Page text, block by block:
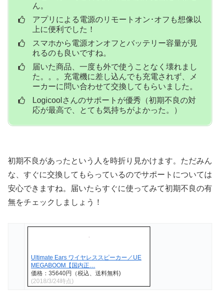
ん。
アプリによる電源のリモートオン･オフも想像以
上に便利でした！
スマホから電源オンオフとバッテリー容量が見
れるのも良いですね。
届いた商品、一度も外で使うことなく壊れまし
た。。。充電機に差し込んでも充電されず、メ
ーカーに問い合わせて交換してもらいました。
Logicoolさんのサポートが優秀（初期不良の対
応が最高で、とても気持ちがよかった。）
初期不良があったという人を時折り見かけます。ただみん
な、すぐに交換してもらっているのでサポートについては
安心できますね。届いたらすぐに使ってみて初期不良の有
無をチェックしましょう！
Ultimate Ears ワイヤレススピーカー／UE
MEGABOOM【国内正…
価格：35640円（税込、送料無料)
(2018/3/24時点)